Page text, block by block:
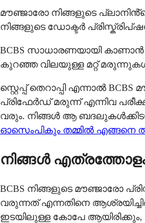
മൗഞ്ജാരോ നിങ്ങളുടെ
നിങ്ങളുടെ ഡോക്ടർ
BCBS സാധാരണയായി
കുറഞ്ഞ വിലയുള്ള മറ്റ് മരുന്നുകൾ
സ്റ്റെപ്പ് തെറാപ്പി എന്നാൽ
പ്രിഫേർഡ് മരുന്ന് എന്നിവ
വരും. നിങ്ങൾ ആ
ഓസെംപികും തമ്മിൽ എങ്ങനെ
നിങ്ങൾ
BCBS നിങ്ങളുടെ മൗഞ്ജാരോ
വരുന്നത് എന്നതിനെ
ഇടയിലുള്ള കോപേ